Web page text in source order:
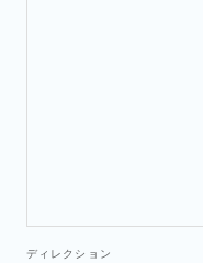
ディレクション